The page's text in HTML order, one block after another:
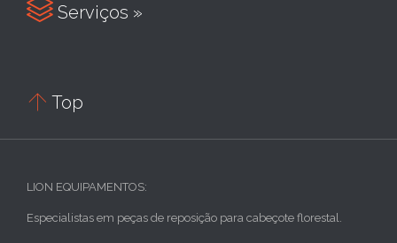
 Serviços »
 Top
LION EQUIPAMENTOS:
Especialistas em peças de reposição para cabeçote florestal.